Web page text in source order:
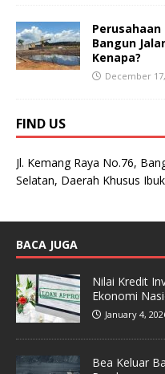
Bangun
Kenapa?
December
FIND US
Jl. Kemang Raya No.76,
Selatan, Daerah Khusus
BACA JUGA
Nilai Kredit
Ekonomi
January 4,
Bea Keluar